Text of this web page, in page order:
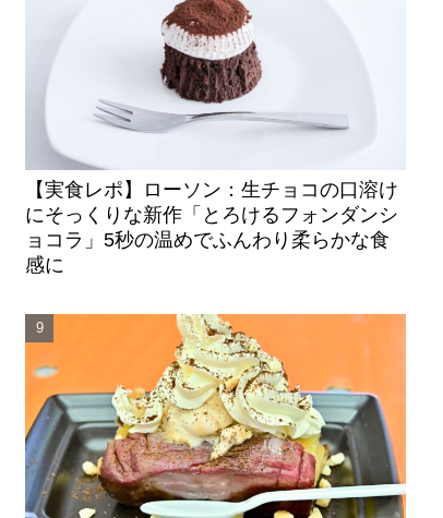
【実食レポ】ローソン：生チョコの口溶け
にそっくりな新作「とろけるフォンダンシ
ョコラ」5秒の温めでふんわり柔らかな食
感に